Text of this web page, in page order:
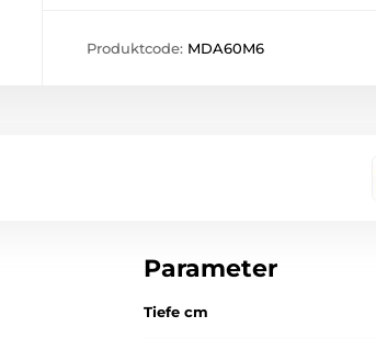
Produktcode: MDA60M6
Parameter
Tiefe cm